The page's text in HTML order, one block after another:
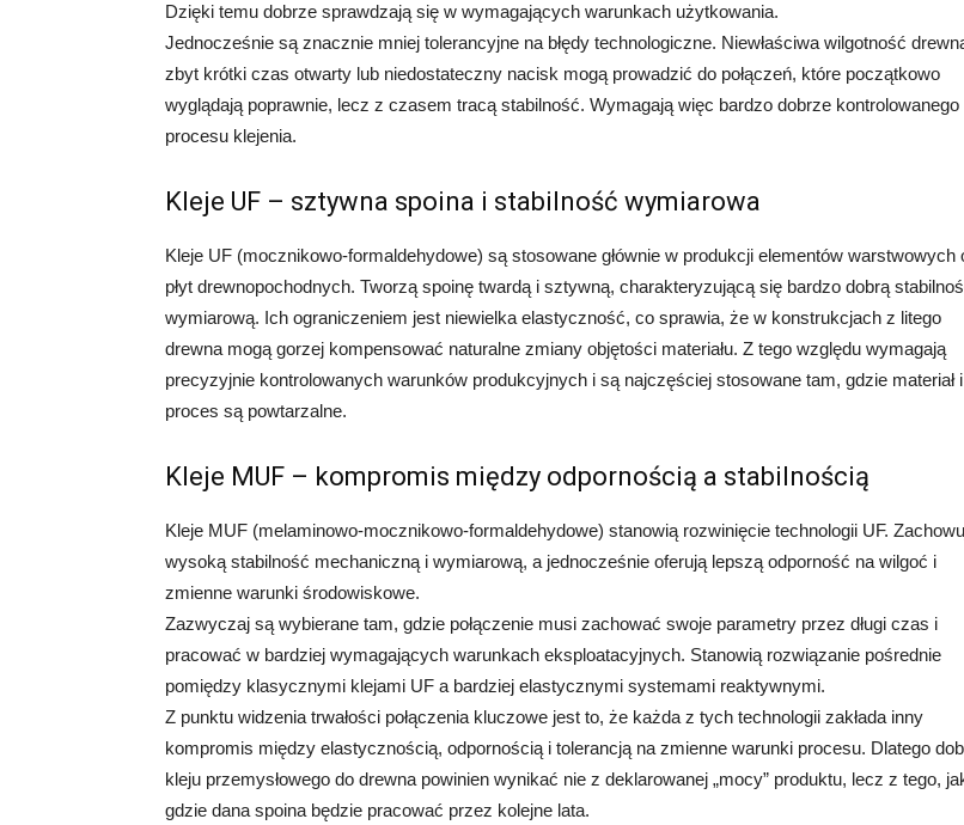
Dzięki temu dobrze sprawdzają się w wymagających warunkach użytkowania.
Jednocześnie są znacznie mniej tolerancyjne na błędy technologiczne. Niewłaściwa wilgotność
zbyt krótki czas otwarty lub niedostateczny nacisk mogą prowadzić do połączeń, które początkowo
wyglądają poprawnie, lecz z czasem tracą stabilność. Wymagają więc bardzo dobrze kontrolowanego
procesu klejenia.
Kleje UF – sztywna spoina i stabilność wymiarowa
Kleje UF (mocznikowo-formaldehydowe) są stosowane głównie w produkcji elementów warstwowych
płyt drewnopochodnych. Tworzą spoinę twardą i sztywną, charakteryzującą się bardzo dobrą
wymiarową. Ich ograniczeniem jest niewielka elastyczność, co sprawia, że w konstrukcjach z litego
drewna mogą gorzej kompensować naturalne zmiany objętości materiału. Z tego względu wymagają
precyzyjnie kontrolowanych warunków produkcyjnych i są najczęściej stosowane tam, gdzie materiał i
proces są powtarzalne.
Kleje MUF – kompromis między odpornością a stabilnością
Kleje MUF (melaminowo-mocznikowo-formaldehydowe) stanowią rozwinięcie technologii UF.
wysoką stabilność mechaniczną i wymiarową, a jednocześnie oferują lepszą odporność na wilgoć i
zmienne warunki środowiskowe.
Zazwyczaj są wybierane tam, gdzie połączenie musi zachować swoje parametry przez długi czas i
pracować w bardziej wymagających warunkach eksploatacyjnych. Stanowią rozwiązanie pośrednie
pomiędzy klasycznymi klejami UF a bardziej elastycznymi systemami reaktywnymi.
Z punktu widzenia trwałości połączenia kluczowe jest to, że każda z tych technologii zakłada inny
kompromis między elastycznością, odpornością i tolerancją na zmienne warunki procesu. Dlatego
kleju przemysłowego do drewna powinien wynikać nie z deklarowanej „mocy” produktu, lecz z tego,
gdzie dana spoina będzie pracować przez kolejne lata.